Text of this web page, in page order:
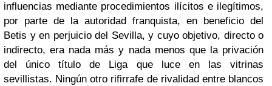
influencias mediante procedimientos ilícitos e ilegítimos,
por parte de la autoridad franquista, en beneficio del
Betis y en perjuicio del Sevilla, y cuyo objetivo, directo o
indirecto, era nada más y nada menos que la privación
del único título de Liga que luce en las vitrinas
sevillistas. Ningún otro rifirrafe de rivalidad entre blancos